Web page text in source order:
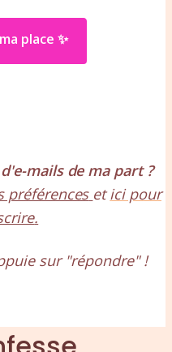
place ✨
mails de ma part ?
préférences etici pour
.
sur "répondre" !